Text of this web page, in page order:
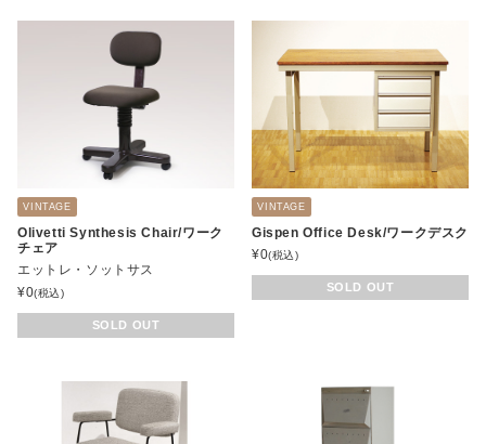
VINTAGE
Olivetti Synthesis Chair/ワーク
チェア
エットレ・ソットサス
¥0(税込)
SOLD OUT
VINTAGE
Gispen Office Desk/ワークデスク
¥0(税込)
SOLD OUT